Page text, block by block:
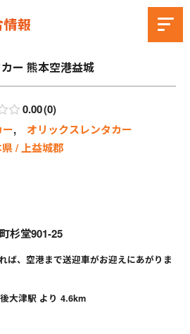
ー 熊本空港益城
0.00 0
ー, オリックスレンタカー
/ 上益城郡
杉堂901-25
ば、空港まで送迎車がお迎えにあがりま
大津駅 より 4.6km